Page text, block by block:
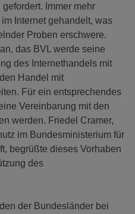
Immer mehr
Internet gehandelt, was
Proben erschwere.
das BVL werde seine
des Internethandels mit
Handel mit
Für ein entsprechendes
Vereinbarung mit den
werden. Friedel Cramer,
im Bundesministerium für
begrüßte dieses Vorhaben
des
der Bundesländer bei